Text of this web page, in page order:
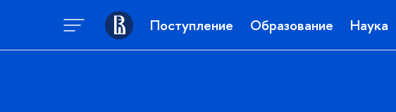
Поступление Образование Наука